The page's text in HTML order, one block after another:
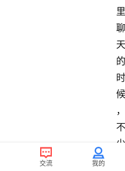
里
聊
天
的
时
候
，
不
少
交流 我的